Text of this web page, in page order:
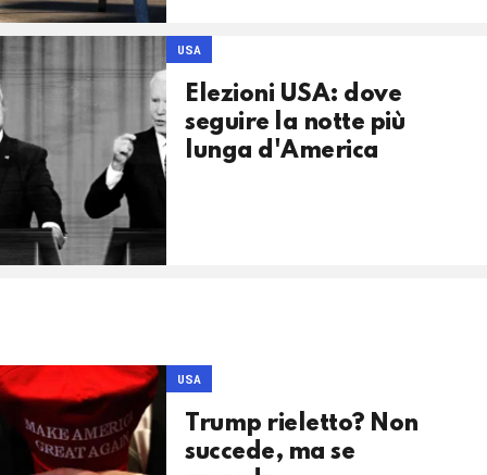
USA
Elezioni USA: dove
seguire la notte più
lunga d'America
USA
Trump rieletto? Non
succede, ma se